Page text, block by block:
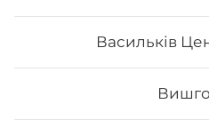
Васильків